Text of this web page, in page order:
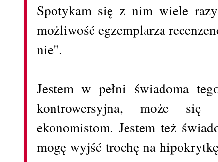
Spotykam się z nim wiele
możliwość egzemplarza
nie".
Jestem w pełni świadoma
kontrowersyjna, może się
ekonomistom. Jestem też
mogę wyjść trochę na